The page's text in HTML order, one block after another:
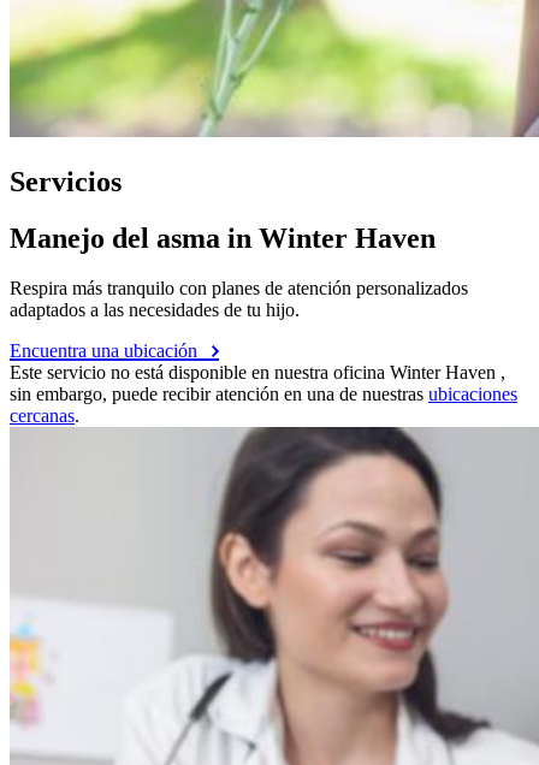
Servicios
Manejo del asma in Winter Haven
Respira más tranquilo con planes de atención personalizados
adaptados a las necesidades de tu hijo.
Encuentra una ubicación
Este servicio no está disponible en nuestra oficina Winter Haven ,
sin embargo, puede recibir atención en una de nuestras ubicaciones
cercanas.